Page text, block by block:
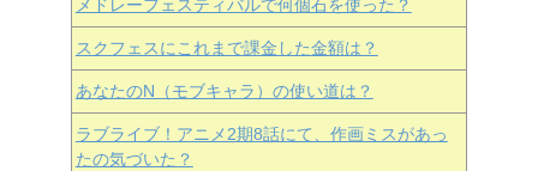
メドレーフェスティバルで何個石を使った？
スクフェスにこれまで課金した金額は？
あなたのN（モブキャラ）の使い道は？
ラブライブ！アニメ2期8話にて、作画ミスがあっ
たの気づいた？